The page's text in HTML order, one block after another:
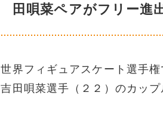
田唄菜ペアがフリー進
界フィギュアスケート選手
田唄菜選手（２２）のカッ